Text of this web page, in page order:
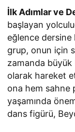
İlk Adımlar ve
başlayan
eğlence dersine
grup, onun için
zamanda
olarak hareket
ona hem sahne
yaşamında
dans figürü,